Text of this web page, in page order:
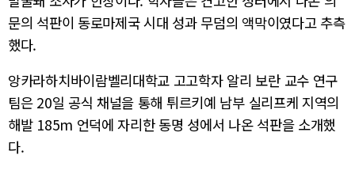
문의 석판이 동로마제국 시대 성과 무덤의 액막이였다고 추측
했다.
앙카라하치바이람벨리대학교 고고학자 알리 보란 교수 연구
팀은 20일 공식 채널을 통해 튀르키예 남부 실리프케 지역의
해발 185m 언덕에 자리한 동명 성에서 나온 석판을 소개했
다.